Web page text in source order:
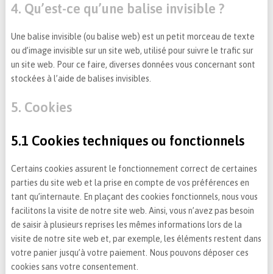
4. Qu’est-ce qu’une balise invisible ?
Une balise invisible (ou balise web) est un petit morceau de texte
ou d’image invisible sur un site web, utilisé pour suivre le trafic sur
un site web. Pour ce faire, diverses données vous concernant sont
stockées à l’aide de balises invisibles.
5. Cookies
5.1 Cookies techniques ou fonctionnels
Certains cookies assurent le fonctionnement correct de certaines
parties du site web et la prise en compte de vos préférences en
tant qu’internaute. En plaçant des cookies fonctionnels, nous vous
facilitons la visite de notre site web. Ainsi, vous n’avez pas besoin
de saisir à plusieurs reprises les mêmes informations lors de la
visite de notre site web et, par exemple, les éléments restent dans
votre panier jusqu’à votre paiement. Nous pouvons déposer ces
cookies sans votre consentement.